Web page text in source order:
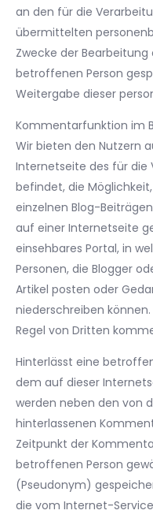
an den für die
übermittelten
Zwecke der
betroffenen Person
Weitergabe dieser
Kommentarfunktion im
Wir bieten den Nutzern
Internetseite des für die
befindet, die
einzelnen Blog-
auf einer Internetseite
einsehbares Portal, in
Personen, die Blogger
Artikel posten oder
niederschreiben
Regel von Dritten
Hinterlässt eine
dem auf dieser
werden neben den von
hinterlassenen
Zeitpunkt der
betroffenen Person
(Pseudonym)
die vom Internet-